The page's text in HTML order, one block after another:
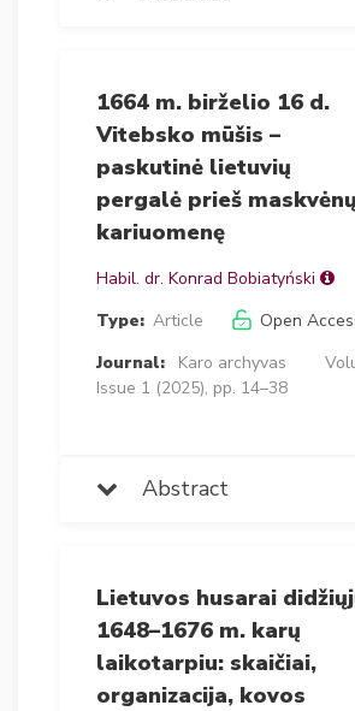
1664 m. birželio 16 d.
Vitebsko mūšis –
paskutinė lietuvių
pergalė prieš maskvėnų
kariuomenę
Habil. dr. Konrad Bobiatyński
Type: Article
Open
Journal:
Karo archyvas
Issue 1 (2025), pp. 14–38
Abstract
Lietuvos husarai
1648–1676 m. karų
laikotarpiu: skaičiai,
organizacija, kovos